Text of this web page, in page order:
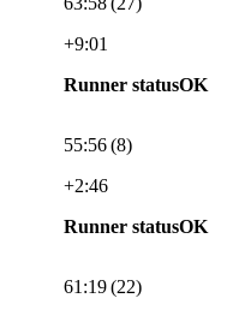
+9:01
Runner statusOK
55:56 (8)
+2:46
Runner statusOK
61:19 (22)